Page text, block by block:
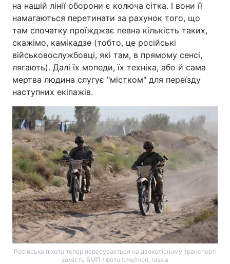
на нашій лінії оборони є колюча сітка. І вони її
намагаються перетинати за рахунок того, що
там спочатку проїжджає певна кількість таких,
скажімо, камікадзе (тобто, це російські
військовослужбовці, які там, в прямому сенсі,
лягають). Далі їх мопеди, їх техніка, або й сама
мертва людина слугує "містком" для переїзду
наступних екіпажів.
Російська піхота тепер пересувається на двоколісному транспорті
замість БМП / фото t.me/mod_russia